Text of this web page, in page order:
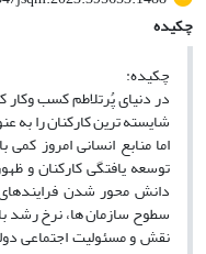
چکیده
چکیده:
در دنیای پُرتلاطم کسب
شایسته ترین کارکنان را به
اما منابع انسانی امروز
دانش محور شدن
سطوح سازمان ها، نرخ رشد
نقش و مسئولیت اجتماعی